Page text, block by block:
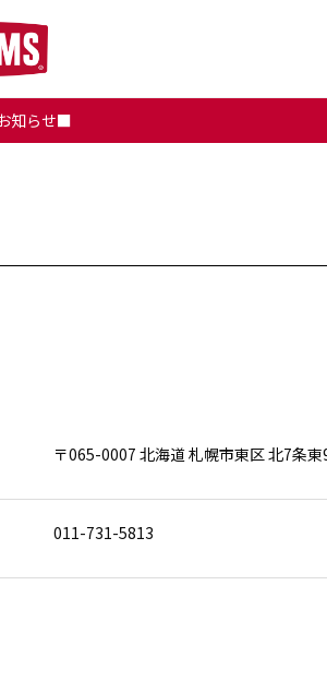
知らせ■
〒065-0007 北海道 札幌市東区 北7条
011-731-5813